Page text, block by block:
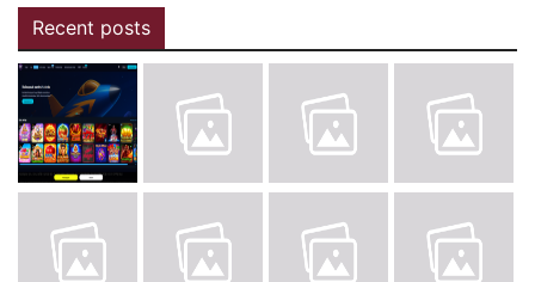
Recent posts